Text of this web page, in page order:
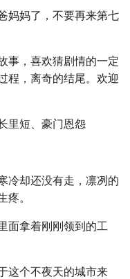
妈妈了，不要再来第七
事，喜欢猜剧情的一定
程，离奇的结尾。欢迎
里短、豪门恩怨
冷却还没有走，凛冽的
疼。
面拿着刚刚领到的工
这个不夜天的城市来